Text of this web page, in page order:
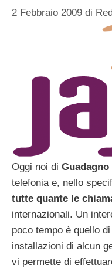
2 Febbraio 2009 di
Oggi noi di Guadagno
telefonia e, nello
tutte quante le
internazionali. Un
poco tempo è quello
installazioni di alcun
vi permette di